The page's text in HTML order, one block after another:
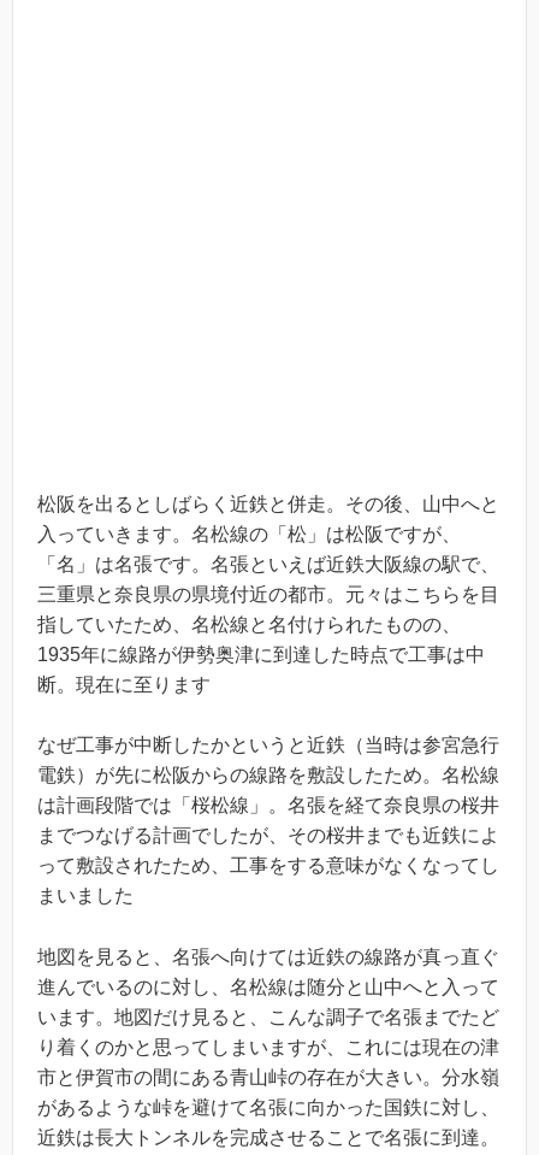
松阪を出るとしばらく近鉄と併走。その後、山中へと
入っていきます。名松線の「松」は松阪ですが、
「名」は名張です。名張といえば近鉄大阪線の駅で、
三重県と奈良県の県境付近の都市。元々はこちらを目
指していたため、名松線と名付けられたものの、
1935年に線路が伊勢奥津に到達した時点で工事は中
断。現在に至ります
なぜ工事が中断したかというと近鉄（当時は参宮急行
電鉄）が先に松阪からの線路を敷設したため。名松線
は計画段階では「桜松線」。名張を経て奈良県の桜井
までつなげる計画でしたが、その桜井までも近鉄によ
って敷設されたため、工事をする意味がなくなってし
まいました
地図を見ると、名張へ向けては近鉄の線路が真っ直ぐ
進んでいるのに対し、名松線は随分と山中へと入って
います。地図だけ見ると、こんな調子で名張までたど
り着くのかと思ってしまいますが、これには現在の津
市と伊賀市の間にある青山峠の存在が大きい。分水嶺
があるような峠を避けて名張に向かった国鉄に対し、
近鉄は長大トンネルを完成させることで名張に到達。